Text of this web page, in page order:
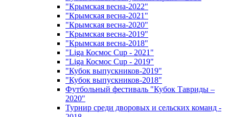
"Крымская весна-2022"
"Крымская весна-2021"
"Крымская весна-2020"
"Крымская весна-2019"
"Крымская весна-2018"
"Liga Космос Cup - 2021"
"Liga Космос Cup - 2019"
"Кубок выпускников-2019"
"Кубок выпускников-2018"
Футбольный фестиваль "Кубок Тавриды –
2020"
Турнир среди дворовых и сельских команд -